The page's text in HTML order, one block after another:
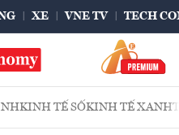
XE VNE TV TECH
KINH TẾ SỐKINH TẾ XANH